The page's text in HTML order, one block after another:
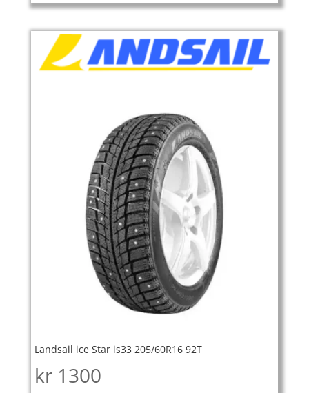
Landsail ice Star is33 205/60R16 92T
kr 1300